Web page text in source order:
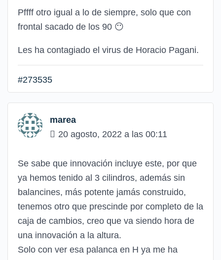
Pffff otro igual a lo de siempre, solo que con
frontal sacado de los 90 😶
Les ha contagiado el virus de Horacio Pagani.
#273535
marea
20 agosto, 2022 a las 00:11
Se sabe que innovación incluye este, por que
ya hemos tenido al 3 cilindros, además sin
balancines, más potente jamás construido,
tenemos otro que prescinde por completo de la
caja de cambios, creo que va siendo hora de
una innovación a la altura.
Solo con ver esa palanca en H ya me ha